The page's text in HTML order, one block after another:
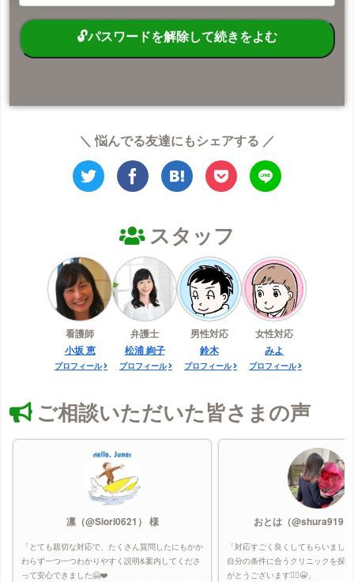
＼ 悩んでる友達にもシェアする ／
スタッフ
看護師
小坂 恵
プロフィール
弁護士
松浦 絢子
プロフィール
男性対応
鈴木
プロフィール
女性対応
みよ
プロフィール
ご相談いただいた皆さまの声
凛（@Siori0621） 様
「とても親切な対応で、たくさん質問したにもかか
わらず一つ一つわかりやすく説明&案内してくださ
って安心できました🤗❤️
おとは（
「対応すごく良くしてもらいまし
自分の条件に合うクリニックを探
がとうございます🙇‍♀️😭」